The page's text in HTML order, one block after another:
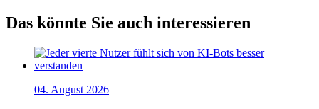
Das könnte Sie auch interessieren
04. August 2026